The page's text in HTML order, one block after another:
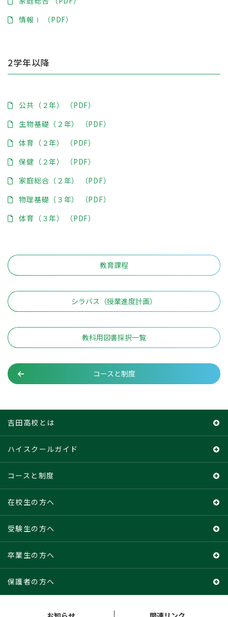
情報Ⅰ （PDF）
2学年以降
公共（２年） （PDF）
生物基礎（２年） （PDF）
体育（２年） （PDF）
保健（２年） （PDF）
家庭総合（２年） （PDF）
物理基礎（３年） （PDF）
体育（３年） （PDF）
教育課程
シラバス（授業進度計画）
教科用図書採択一覧
コースと制度
吉田高校とは
吉田高校とは
校長メッセージ
特色ある学校づくりに係る資料
吉田高校note
ハイスクールガイド
ハイスクールガイド
学校の概要
主な学校行事
校章・校歌・制服
卒業生の進路状況・メッセージ
コースと制度
コースと制度
教育課程
シラバス（授業進度計画）
教科用図書採択一覧
在校生の方へ
在校生の方へ
交通関係免許取得及び通学規定
各種証明書申請手続（在校生向け）
受験生の方へ
受験生の方へ
グランドデザイン
卒業生の方へ
卒業生の方へ
保護者の方へ